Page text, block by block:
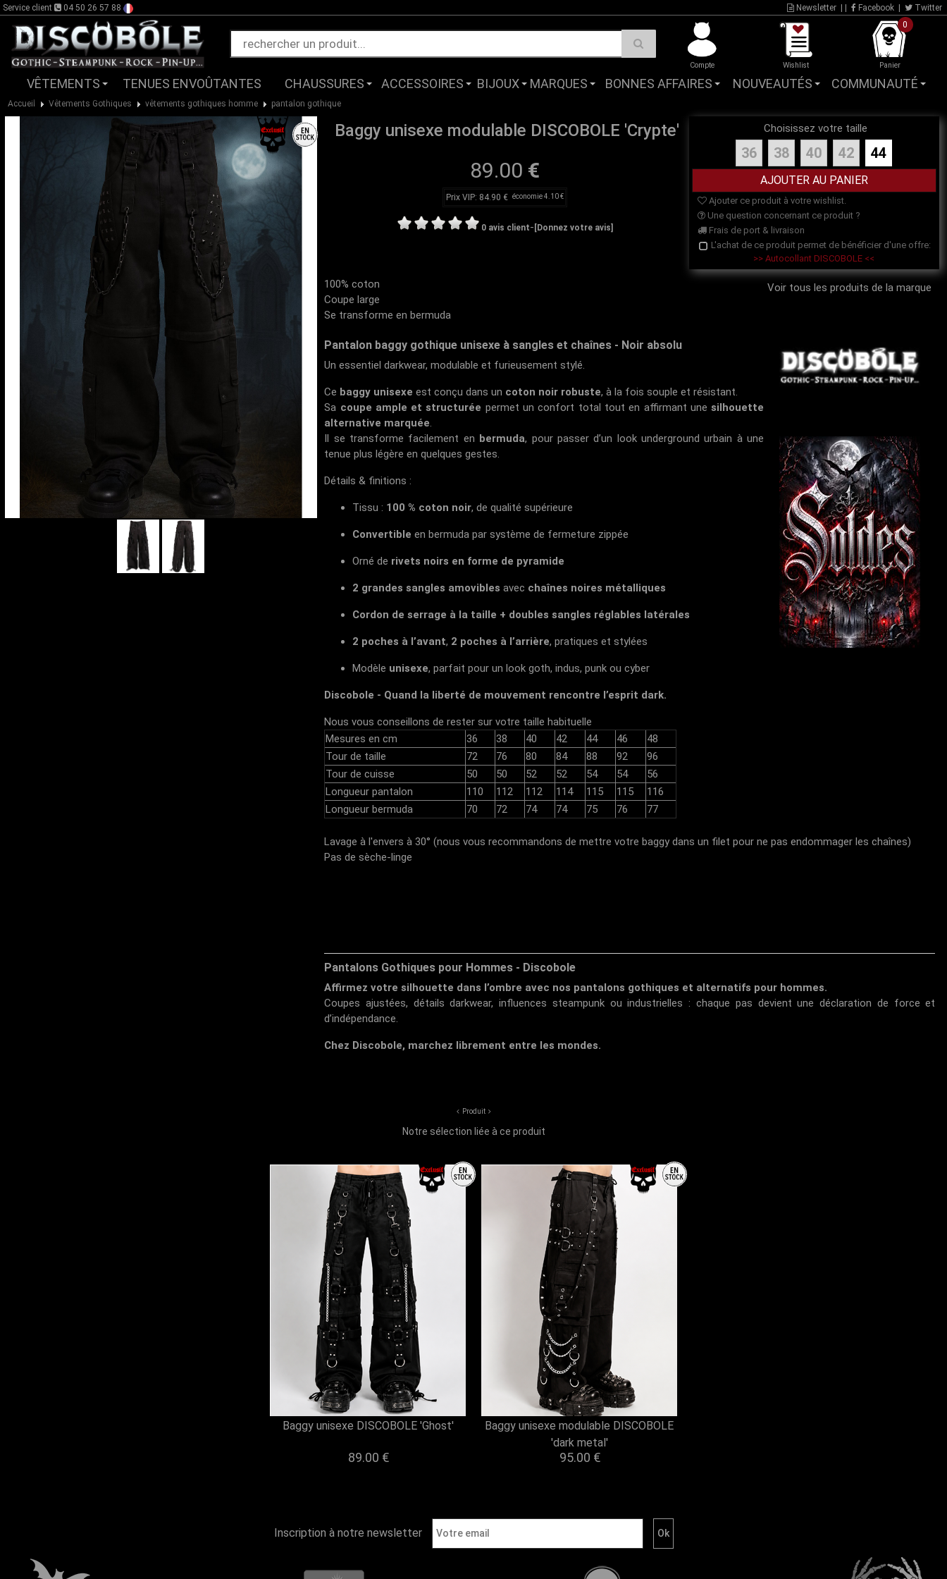
Service client 04 50 26 57 88 Newsletter Facebook Twitter
Compte Wishlist
0
Panier
VÊTEMENTS TENUES ENVOÛTANTES CHAUSSURES ACCESSOIRES BIJOUX MARQUES BONNES AFFAIRES NOUVEAUTÉS COMMUNAUTÉ
Accueil Vêtements Gothiques vêtements gothiques homme pantalon gothique
Baggy unisexe modulable DISCOBOLE 'Crypte'
89.00 €
Prix VIP: 84.90 € économie 4.10 €
0 avis client- [Donnez votre avis]
Choisissez votre taille
36 38 40 42 44
Ajouter ce produit à votre wishlist.
Une question concernant ce produit ?
Frais de port & livraison
L'achat de ce produit permet de bénéficier d'une offre:
>> Autocollant DISCOBOLE <<
Voir tous les produits de la marque
100% coton
Coupe large
Se transforme en bermuda
Pantalon baggy gothique unisexe à sangles et chaînes - Noir absolu
Un essentiel darkwear, modulable et furieusement stylé.
Ce baggy unisexe est conçu dans un coton noir robuste, à la fois souple et résistant.
Sa coupe ample et structurée permet un confort total tout en affirmant unesilhouette
alternative marquée.
Il se transforme facilement en bermuda, pour passer d’un look underground urbain à une
tenue plus légère en quelques gestes.
Détails & finitions :
Tissu : 100 % coton noir, de qualité supérieure
Convertible en bermuda par système de fermeture zippée
Orné de rivets noirs en forme de pyramide
2 grandes sangles amovibles avec chaînes noires métalliques
Cordon de serrage à la taille + doubles sangles réglables latérales
2 poches à l’avant, 2 poches à l’arrière, pratiques et stylées
Modèle unisexe, parfait pour un look goth, indus, punk ou cyber
Discobole - Quand la liberté de mouvement rencontre l’esprit dark.
Nous vous conseillons de rester sur votre taille habituelle
Mesures en cm
36 38 40 42 44 46
48
Tour de taille
72 76 80 84 88 92
96
Tour de cuisse
50 50 52 52 54 54
56
Longueur pantalon
110 112 112 114 115 115
116
Longueur bermuda
70 72 74 74 75 76 77
Lavage à l'envers à 30° (nous vous recommandons de mettre votre baggy dans un filet pour ne pas endommager les chaînes)
Pas de sèche-linge
Pantalons Gothiques pour Hommes - Discobole
Affirmez votre silhouette dans l’ombre avec nos pantalons gothiques et alternatifs pour hommes.
Coupes ajustées, détails darkwear, influences steampunk ou industrielles : chaque pas devient une déclaration de force et
d’indépendance.
Chez Discobole, marchez librement entre les mondes.
Produit
Notre sélection liée à ce produit
Baggy unisexe DISCOBOLE 'Ghost'
89.00 €
Baggy unisexe modulable DISCOBOLE
'dark metal'
95.00 €
Inscription à notre newsletter